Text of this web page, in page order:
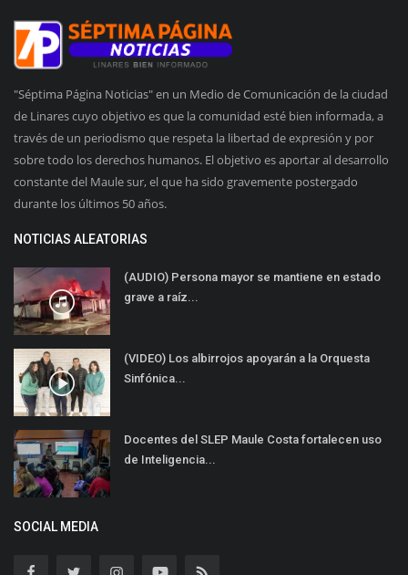
"Séptima Página Noticias" en un Medio de Comunicación de la ciudad
de Linares cuyo objetivo es que la comunidad esté bien informada, a
través de un periodismo que respeta la libertad de expresión y por
sobre todo los derechos humanos. El objetivo es aportar al desarrollo
constante del Maule sur, el que ha sido gravemente postergado
durante los últimos 50 años.
NOTICIAS ALEATORIAS
(AUDIO) Persona mayor se mantiene en estado
grave a raíz...
(VIDEO) Los albirrojos apoyarán a la Orquesta
Sinfónica...
Docentes del SLEP Maule Costa fortalecen uso
de Inteligencia...
SOCIAL MEDIA